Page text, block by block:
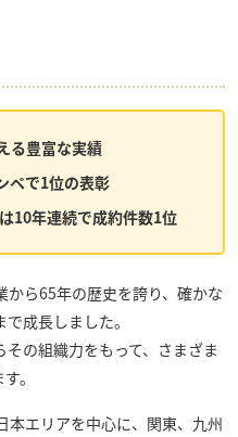
る豊富な実績
ペで1位の表彰
10年連続で成約件数1位
から65年の歴史を誇り、確かな
成長しました。
の組織力をもって、さまざま
。
本エリアを中心に、関東、九州